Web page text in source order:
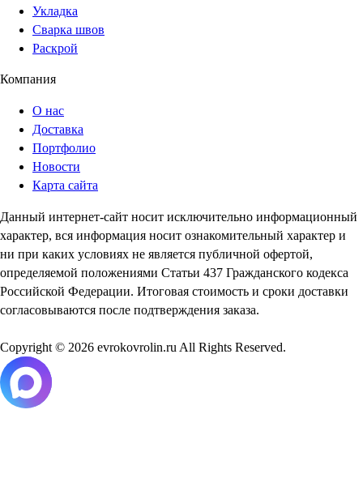
Укладка
Сварка швов
Раскрой
Компания
О нас
Доставка
Портфолио
Новости
Карта сайта
Данный интернет-сайт носит исключительно информационный
характер, вся информация носит ознакомительный характер и
ни при каких условиях не является публичной офертой,
определяемой положениями Статьи 437 Гражданского кодекса
Российской Федерации. Итоговая стоимость и сроки доставки
согласовываются после подтверждения заказа.
Copyright © 2026 evrokovrolin.ru All Rights Reserved.